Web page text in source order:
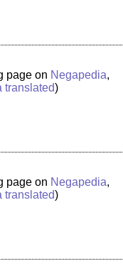
page on Negapedia,
translated)
page on Negapedia,
translated)